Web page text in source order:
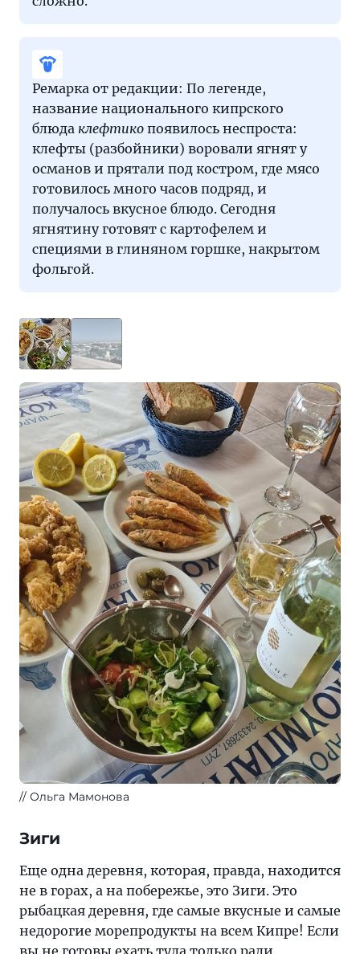
Ремарка от редакции: По легенде,
название национального кипрского
блюда клефтико появилось неспроста:
клефты (разбойники) воровали ягнят у
османов и прятали под костром, где мясо
готовилось много часов подряд, и
получалось вкусное блюдо. Сегодня
ягнятину готовят с картофелем и
специями в глиняном горшке, накрытом
фольгой.
Ольга Мамонова
Зиги
Еще одна деревня, которая, правда, находится
не в горах, а на побережье, это Зиги. Это
рыбацкая деревня, где самые вкусные и самые
недорогие морепродукты на всем Кипре! Если
вы не готовы ехать туда только ради